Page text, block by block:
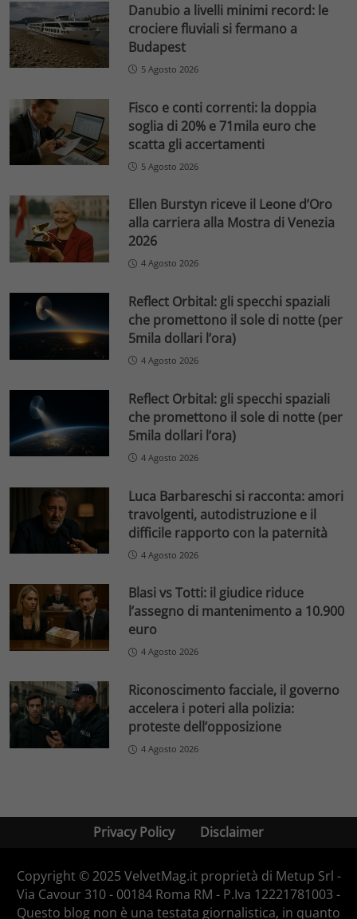
Danubio a livelli minimi record: le
crociere fluviali si fermano a
Budapest
5 Agosto 2026
Fisco e conti correnti: la doppia
soglia di 20% e 71mila euro che
scatta gli accertamenti
5 Agosto 2026
Ellen Burstyn riceve il Leone d’Oro
alla carriera alla Mostra di Venezia
2026
4 Agosto 2026
Reflect Orbital: gli specchi spaziali
che promettono il sole di notte (per
5mila dollari l’ora)
4 Agosto 2026
Reflect Orbital: gli specchi spaziali
che promettono il sole di notte (per
5mila dollari l’ora)
4 Agosto 2026
Luca Barbareschi si racconta: amori
travolgenti, autodistruzione e il
difficile rapporto con la paternità
4 Agosto 2026
Blasi vs Totti: il giudice riduce
l’assegno di mantenimento a 10.900
euro
4 Agosto 2026
Riconoscimento facciale, il governo
accelera i poteri alla polizia:
proteste dell’opposizione
4 Agosto 2026
Privacy Policy Disclaimer
Copyright © 2025 VelvetMag.it proprietà di Metup Srl -
Via Cavour 310 - 00184 Roma RM - P.Iva 12221781003 -
Questo blog non è una testata giornalistica, in quanto